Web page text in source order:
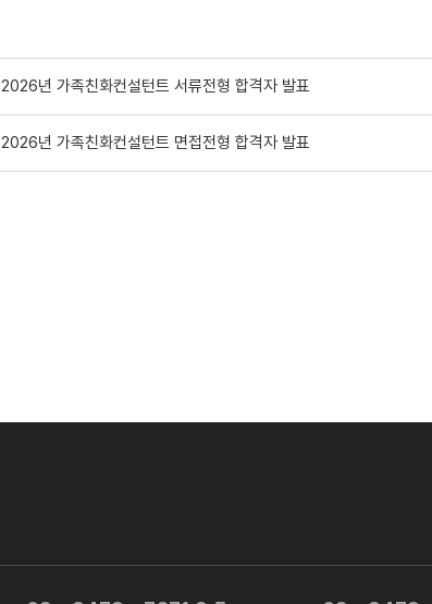
2026년 가족친화컨설턴트 서류전형 합격자 발표
2026년 가족친화컨설턴트 면접전형 합격자 발표